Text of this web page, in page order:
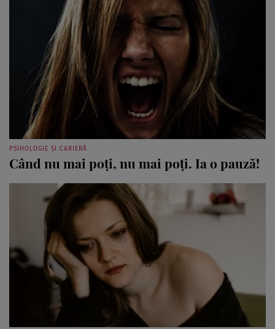
PSIHOLOGIE ȘI CARIERĂ
Când nu mai poți, nu mai poți. Ia o pauză!